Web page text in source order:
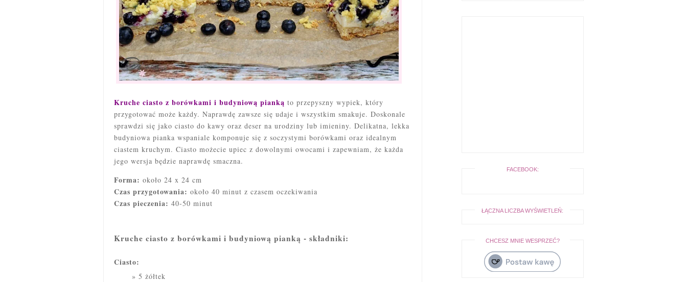
Kruche ciasto z borówkami i budyniową pianką to przepyszny wypiek, który
przygotować może każdy. Naprawdę zawsze się udaje i wszystkim smakuje. Doskonale
sprawdzi się jako ciasto do kawy oraz deser na urodziny lub imieniny. Delikatna, lekka
budyniowa pianka wspaniale komponuje się z soczystymi borówkami oraz idealnym
ciastem kruchym. Ciasto możecie upiec z dowolnymi owocami i zapewniam, że każda
jego wersja będzie naprawdę smaczna.
Forma: około 24 x 24 cm
Czas przygotowania: około 40 minut z czasem oczekiwania
Czas pieczenia: 40-50 minut
Kruche ciasto z borówkami i budyniową pianką - składniki:
Ciasto:
5 żółtek
FACEBOOK:
ŁĄCZNA LICZBA WYŚWIETLEŃ:
CHCESZ MNIE WESPRZEĆ?